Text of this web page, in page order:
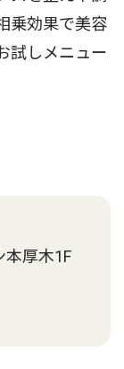
乗効果で美容
試しメニュー
厚木1F